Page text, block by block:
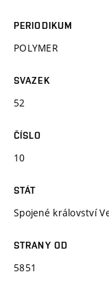
PERIODIKUM
POLYMER
SVAZEK
52
ČÍSLO
10
STÁT
Spojené království
STRANY OD
5851